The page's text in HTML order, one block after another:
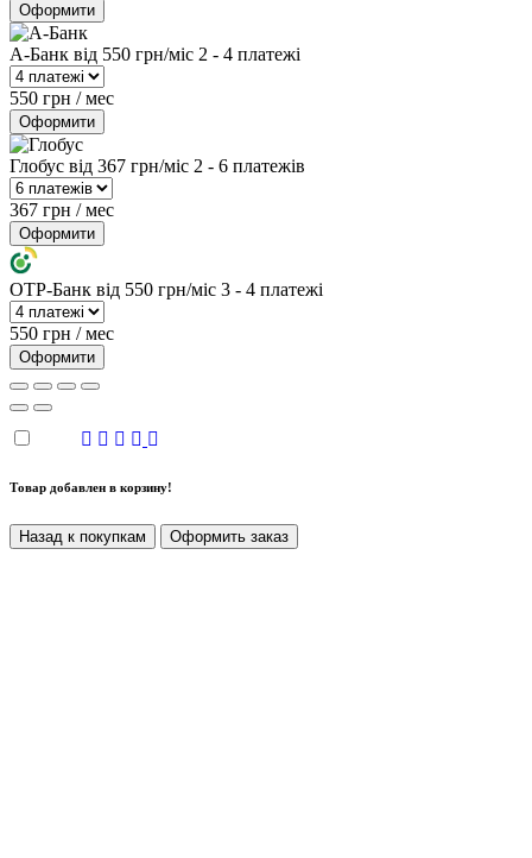
Оформити
А-Банк від 550 грн/міс 2 - 4 платежі
550 грн / мес
Оформити
Глобус від 367 грн/міс 2 - 6 платежів
367 грн / мес
Оформити
OTP-Банк від 550 грн/міс 3 - 4 платежі
550 грн / мес
Оформити
Товар добавлен в корзину!
Назад к покупкам Оформить заказ